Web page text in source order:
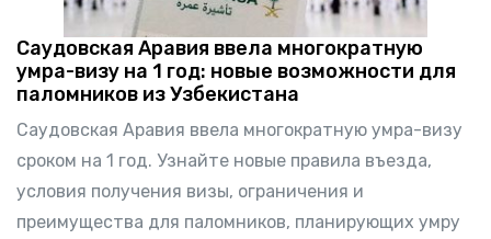
Саудовская Аравия ввела многократную
умра-визу на 1 год: новые возможности для
паломников из Узбекистана
Саудовская Аравия ввела многократную умра-визу
сроком на 1 год. Узнайте новые правила въезда,
условия получения визы, ограничения и
преимущества для паломников, планирующих умру